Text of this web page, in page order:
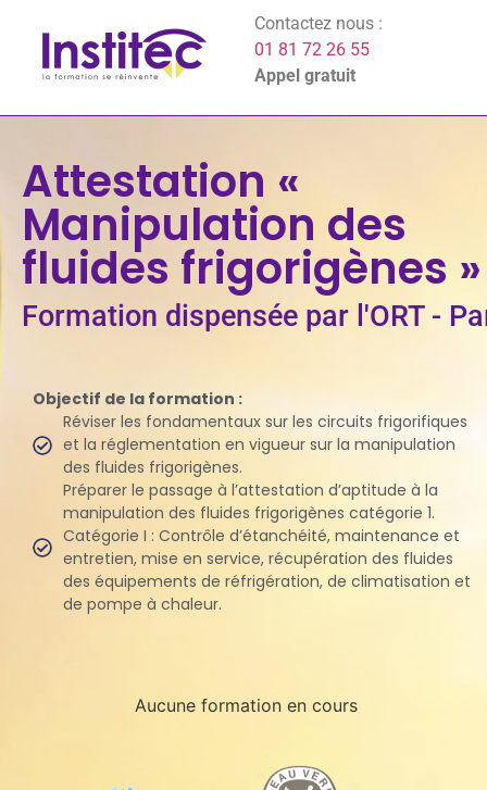
Contactez nous :
01 81 72 26 55
Appel gratuit
Attestation «
Manipulation des
fluides frigorigènes »
Formation dispensée par l'ORT -
Objectif de la formation :
Réviser les fondamentaux sur les circuits frigorifiques
et la réglementation en vigueur sur la manipulation
des fluides frigorigènes.
Préparer le passage à l’attestation d’aptitude à la
manipulation des fluides frigorigènes catégorie 1.
Catégorie I : Contrôle d’étanchéité, maintenance et
entretien, mise en service, récupération des fluides
des équipements de réfrigération, de climatisation et
de pompe à chaleur.
Aucune formation en cours